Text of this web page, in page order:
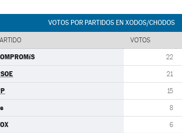
VOTOS POR PARTIDOS EN XODOS/CHODOS
VOTOS
22
21
15
8
6